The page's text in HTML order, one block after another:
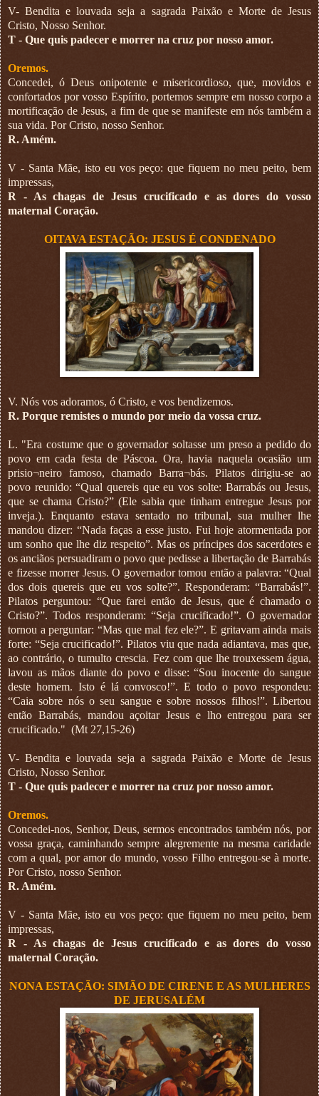
V- Bendita e louvada seja a sagrada Paixão e Morte de Jesus
Cristo, Nosso Senhor.
T - Que quis padecer e morrer na cruz por nosso amor.
Oremos.
Concedei, ó Deus onipotente e misericordioso, que, movidos e
confortados por vosso Espírito, portemos sempre em nosso corpo a
mortificação de Jesus, a fim de que se manifeste em nós também a
sua vida. Por Cristo, nosso Senhor.
R. Amém.
V - Santa Mãe, isto eu vos peço: que fiquem no meu peito, bem
impressas,
R - As chagas de Jesus crucificado e as dores do vosso
maternal Coração.
OITAVA ESTAÇÃO: JESUS É CONDENADO
V. Nós vos adoramos, ó Cristo, e vos bendizemos.
R. Porque remistes o mundo por meio da vossa cruz.
L. "Era costume que o governador soltasse um preso a pedido do
povo em cada festa de Páscoa. Ora, havia naquela ocasião um
prisio¬neiro famoso, chamado Barra¬bás. Pilatos dirigiu-se ao
povo reunido: “Qual quereis que eu vos solte: Barrabás ou Jesus,
que se chama Cristo?” (Ele sabia que tinham entregue Jesus por
inveja.). Enquanto estava sentado no tribunal, sua mulher lhe
mandou dizer: “Nada faças a esse justo. Fui hoje atormentada por
um sonho que lhe diz respeito”. Mas os príncipes dos sacerdotes e
os anciãos persuadiram o povo que pedisse a libertação de Barrabás
e fizesse morrer Jesus. O governador tomou então a palavra: “Qual
dos dois quereis que eu vos solte?”. Responderam: “Barrabás!”.
Pilatos perguntou: “Que farei então de Jesus, que é chamado o
Cristo?”. Todos responderam: “Seja crucificado!”. O governador
tornou a perguntar: “Mas que mal fez ele?”. E gritavam ainda mais
forte: “Seja crucificado!”. Pilatos viu que nada adiantava, mas que,
ao contrário, o tumulto crescia. Fez com que lhe trouxessem água,
lavou as mãos diante do povo e disse: “Sou inocente do sangue
deste homem. Isto é lá convosco!”. E todo o povo respondeu:
“Caia sobre nós o seu sangue e sobre nossos filhos!”. Libertou
então Barrabás, mandou açoitar Jesus e lho entregou para ser
crucificado." (Mt 27,15-26)
V- Bendita e louvada seja a sagrada Paixão e Morte de Jesus
Cristo, Nosso Senhor.
T - Que quis padecer e morrer na cruz por nosso amor.
Oremos.
Concedei-nos, Senhor, Deus, sermos encontrados também nós, por
vossa graça, caminhando sempre alegremente na mesma caridade
com a qual, por amor do mundo, vosso Filho entregou-se à morte.
Por Cristo, nosso Senhor.
R. Amém.
V - Santa Mãe, isto eu vos peço: que fiquem no meu peito, bem
impressas,
R - As chagas de Jesus crucificado e as dores do vosso
maternal Coração.
NONA ESTAÇÃO: SIMÃO DE CIRENE E AS MULHERES
DE JERUSALÉM